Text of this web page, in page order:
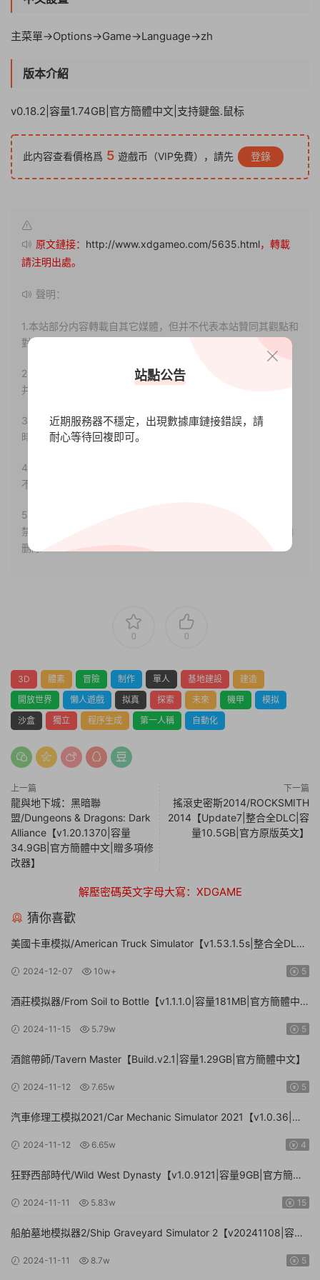
主菜單->Options->Game->Language->zh
版本介紹
v0.18.2|容量1.74GB|官方簡體中文|支持鍵盤.鼠标
此内容查看價格爲 5 遊戲币（VIP免費），請先 登錄
原文鏈接： http://www.xdgameo.com/5635.html，轉載
請注明出處。
聲明：
1.本站部分内容轉載自其它媒體，但并不代表本站贊同其觀點和
對其真實性負責。
2.若您需要商業運營或用于其他商業活動，請您購買正版授權
并合法使用。
3.如果本站有侵犯、不妥之處的資源，請聯系我們。将會第一
時間解決！
4.本站部分内容均由互聯網收集整理，僅供大家參考、學習，
不存在任何商業目的與商業用途。
5.本站提供的所有資源僅供參考學習使用，版權歸原著所有，
禁止下載本站資源參與任何商業和非法行爲，請于24小時之内
删除!
0 0
3D 體素 冒險 制作 單人 基地建設
建造
開放世界
懶人遊戲 拟真 探索 未來 機甲
模拟
沙盒
獨立 程序生成 第一人稱 自動化
上一篇
龍與地下城：黑暗聯
盟/Dungeons & Dragons: Dark
Alliance【v1.20.1370|容量
34.9GB|官方簡體中文|贈多項修
改器】
下一篇
搖滾史密斯2014/ROCKSMITH
2014【Update7|整合全DLC|容
量10.5GB|官方原版英文】
解壓密碼英文字母大寫：XDGAME
猜你喜歡
美國卡車模拟/American Truck Simulator【v1.53.1.5s|整合全DLC|
2024-12-07 10w+ 5
酒莊模拟器/From Soil to Bottle【v1.1.1.0|容量181MB|官方簡體中
2024-11-15 5.79w 5
酒館帶師/Tavern Master【Build.v2.1|容量1.29GB|官方簡體中文】
2024-11-12 7.65w 5
汽車修理工模拟2021/Car Mechanic Simulator 2021【v1.0.36|集
2024-11-12 6.65w 4
狂野西部時代/Wild West Dynasty【v1.0.9121|容量9GB|官方簡體
2024-11-11 5.83w 15
船舶墓地模拟器2/Ship Graveyard Simulator 2【v20241108|容量
2024-11-11 8.7w 5
站點公告
近期服務器不穩定，出現數據庫鏈接錯誤，請
耐心等待回複即可。